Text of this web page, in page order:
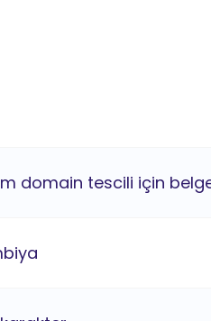
domain tescili için